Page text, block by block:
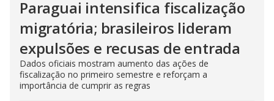
Paraguai intensifica fiscalização
migratória; brasileiros lideram
expulsões e recusas de entrada
Dados oficiais mostram aumento das ações de
fiscalização no primeiro semestre e reforçam a
importância de cumprir as regras